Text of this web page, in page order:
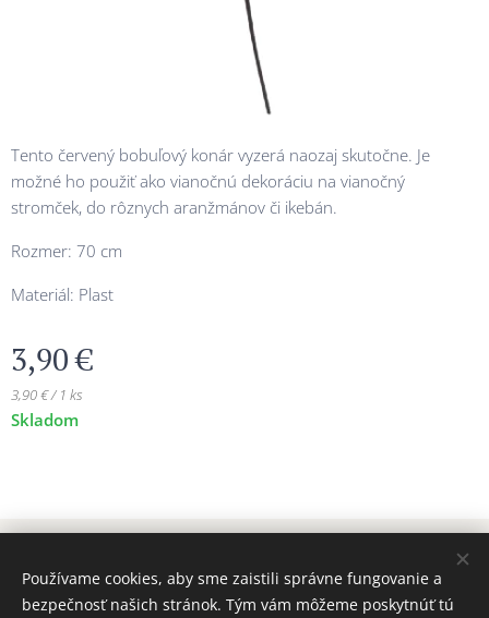
Tento červený bobuľový konár vyzerá naozaj skutočne. Je
možné ho použiť ako vianočnú dekoráciu na vianočný
stromček, do rôznych aranžmánov či ikebán.
Rozmer: 70 cm
Materiál: Plast
3,90€
3,90 € / 1 ks
Skladom
www.majadizajn.eu
Cookies
Používame cookies, aby sme zaistili správne fungovanie a
bezpečnosť našich stránok. Tým vám môžeme poskytnúť tú